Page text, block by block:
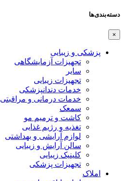
دسته‌بندی‌ها
×
پزشکی و زیبایی
تجهیزات آزمایشگاهی
سایر
تجهیزات زیبایی
خدمات دندانپزشکی
خدمات درمانی و مراقبتی
سمعک
کاشت و ترمیم مو
تغذیه و رژیم غذایی
لوازم آرایشی و بهداشتی
سالن آرایش و زیبایی
کلینیک زیبایی
تجهیزات پزشکی
املاک